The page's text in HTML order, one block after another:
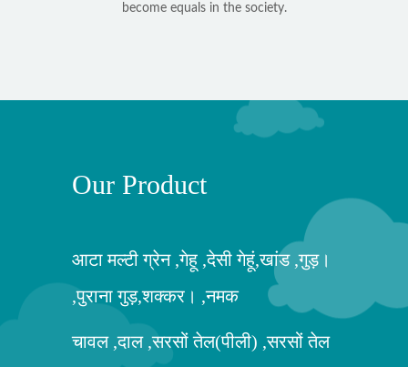
become equals in the society.
Our Product
आटा मल्टी ग्रेन ,गेहू ,देसी गेहूं,खांड ,गुड़।
,पुराना गुड़,शक्कर। ,नमक
चावल ,दाल ,सरसों तेल(पीली) ,सरसों तेल